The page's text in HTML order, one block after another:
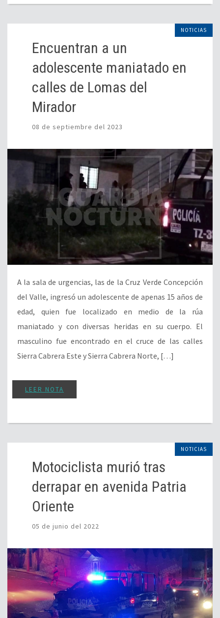
NOTICIAS
Encuentran a un
adolescente maniatado en
calles de Lomas del
Mirador
08 de septiembre del 2023
A la sala de urgencias, las de la Cruz Verde Concepción
del Valle, ingresó un adolescente de apenas 15 años de
edad, quien fue localizado en medio de la rúa
maniatado y con diversas heridas en su cuerpo. El
masculino fue encontrado en el cruce de las calles
Sierra Cabrera Este y Sierra Cabrera Norte, […]
LEER NOTA
NOTICIAS
Motociclista murió tras
derrapar en avenida Patria
Oriente
05 de junio del 2022